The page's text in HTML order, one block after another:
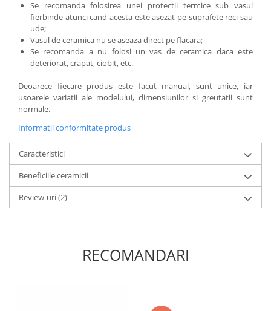
Se recomanda folosirea unei protectii termice sub vasul
fierbinde atunci cand acesta este asezat pe suprafete reci sau
ude;
Vasul de ceramica nu se aseaza direct pe flacara;
Se recomanda a nu folosi un vas de ceramica daca este
deteriorat, crapat, ciobit, etc.
Deoarece fiecare produs este facut manual, sunt unice, iar
usoarele variatii ale modelului, dimensiunilor si greutatii sunt
normale.
Informatii conformitate produs
Caracteristici
Beneficiile ceramicii
Review-uri(2)
RECOMANDARI